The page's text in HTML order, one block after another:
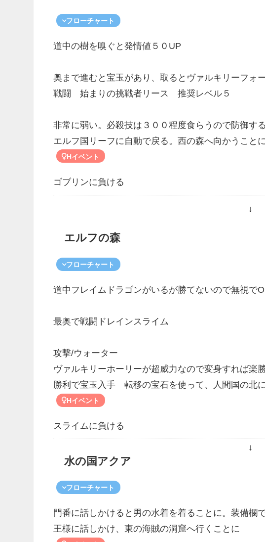
フローチャート
道中の樹を嗅ぐと発情値５０UP
奥まで進むと宝玉があり、取るとヴァルキリーフォ
戦闘 始まりの挑戦者リース 推奨レベル５
非常に弱い。必殺技は３００程度食らうので防御する
エルフ国リーフに自動で戻る。西の森へ向かうことに
Hイベント
ゴブリンに負ける
↓
エルフの森
フローチャート
道中フレイムドラゴンがいるが勝てないので無視で
最奥で戦闘ドレインスライム
攻撃/ウォーター
ヴァルキリーホーリーが超威力なので変身すれば楽
勝利で宝玉入手 転移の宝石を使って、人間国の北
Hイベント
スライムに負ける
↓
水の国アクア
フローチャート
門番に話しかけると男の水着を着ることに。装備欄
王様に話しかけ、東の海賊の洞窟へ行くことに